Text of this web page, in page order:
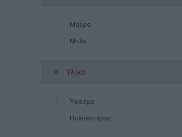
Λαχανί
Μωβ
Μαύρο
Μπλε
Υλικό
Ύφασμα
Πολυεστέρας